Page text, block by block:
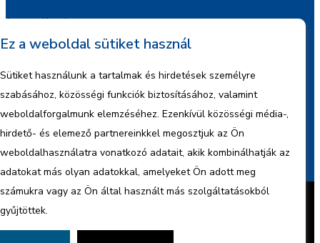
Jognyilatkozat
Adatkezelési tájékoztató
Céginformáció
Jelentések
Készítette:BonsAI HorizON Kft.
Minden jog fenntartva – 2026 © ENCO
Energy Kft.
Ez a weboldal sütiket használ
Sütiket használunk a tartalmak és hirdetések személyre
szabásához, közösségi funkciók biztosításához, valamint
weboldalforgalmunk elemzéséhez. Ezenkívül közösségi média-,
hirdető- és elemező partnereinkkel megosztjuk az Ön
weboldalhasználatra vonatkozó adatait, akik kombinálhatják az
adatokat más olyan adatokkal, amelyeket Ön adott meg
számukra vagy az Ön által használt más szolgáltatásokból
gyűjtöttek.